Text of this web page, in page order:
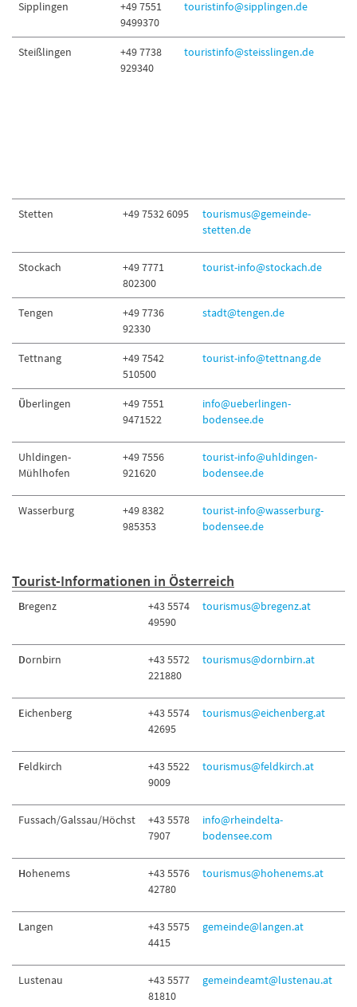
Sipplingen
+49 7551
9499370
touristinfo@sipplingen.de
Steißlingen
+49 7738
929340
touristinfo@steisslingen.de
Stetten +49 7532 6095
tourismus@gemeinde-
stetten.de
Stockach
+49 7771
802300
tourist-info@stockach.de
Tengen
+49 7736
92330
stadt@tengen.de
Tettnang
+49 7542
510500
tourist-info@tettnang.de
Überlingen
+49 7551
9471522
info@ueberlingen-
bodensee.de
Uhldingen-
Mühlhofen
+49 7556
921620
tourist-info@uhldingen-
bodensee.de
Wasserburg
+49 8382
985353
tourist-info@wasserburg-
bodensee.de
Tourist-Informationen in Österreich
Bregenz
+43 5574
49590
tourismus@bregenz.at
Dornbirn
+43 5572
221880
tourismus@dornbirn.at
Eichenberg
+43 5574
42695
tourismus@eichenberg.at
Feldkirch
+43 5522
9009
tourismus@feldkirch.at
Fussach/Galssau/Höchst
+43 5578
7907
info@rheindelta-
bodensee.com
Hohenems
+43 5576
42780
tourismus@hohenems.at
Langen
+43 5575
4415
gemeinde@langen.at
Lustenau
+43 5577
81810
gemeindeamt@lustenau.at